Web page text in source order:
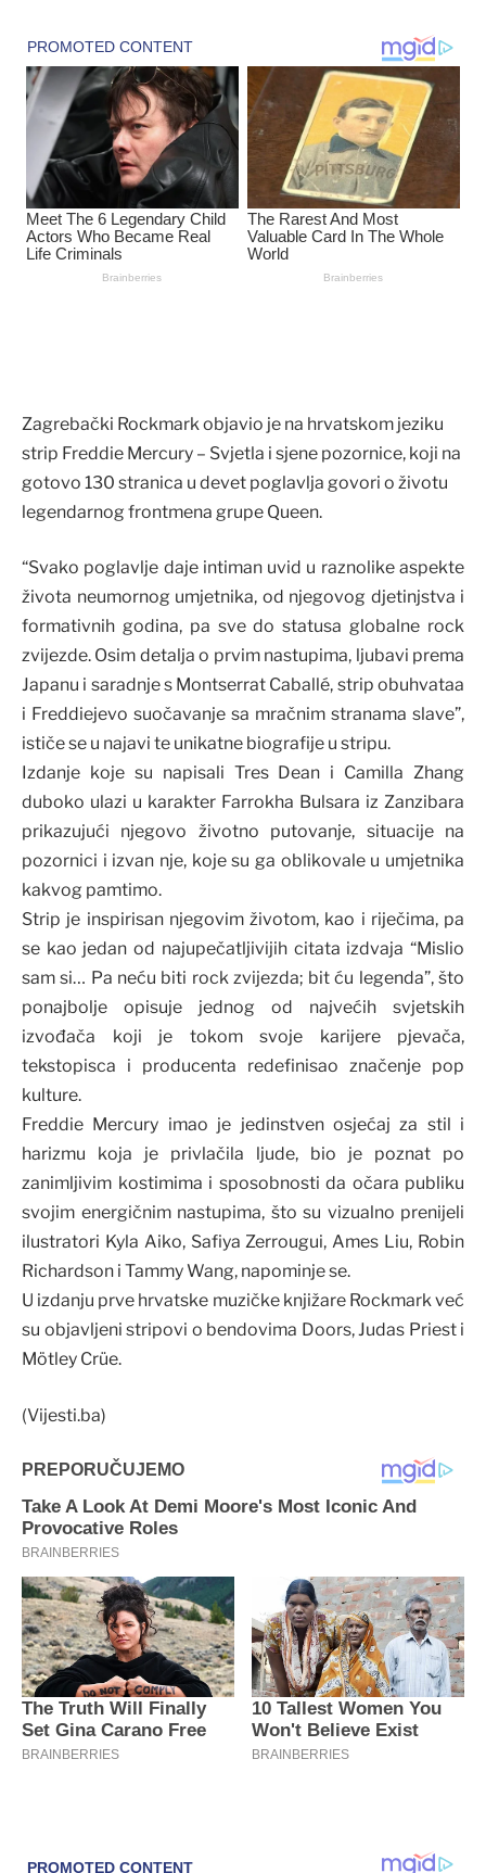
Zagrebački Rockmark objavio je na hrvatskom jeziku
strip Freddie Mercury – Svjetla i sjene pozornice, koji na
gotovo 130 stranica u devet poglavlja govori o životu
legendarnog frontmena grupe Queen.
“Svako poglavlje daje intiman uvid u raznolike aspekte
života neumornog umjetnika, od njegovog djetinjstva i
formativnih godina, pa sve do statusa globalne rock
zvijezde. Osim detalja o prvim nastupima, ljubavi prema
Japanu i saradnje s Montserrat Caballé, strip obuhvataa
i Freddiejevo suočavanje sa mračnim stranama slave”,
ističe se u najavi te unikatne biografije u stripu.
Izdanje koje su napisali Tres Dean i Camilla Zhang
duboko ulazi u karakter Farrokha Bulsara iz Zanzibara
prikazujući njegovo životno putovanje, situacije na
pozornici i izvan nje, koje su ga oblikovale u umjetnika
kakvog pamtimo.
Strip je inspirisan njegovim životom, kao i riječima, pa
se kao jedan od najupečatljivijih citata izdvaja “Mislio
sam si… Pa neću biti rock zvijezda; bit ću legenda”, što
ponajbolje opisuje jednog od najvećih svjetskih
izvođača koji je tokom svoje karijere pjevača,
tekstopisca i producenta redefinisao značenje pop
kulture.
Freddie Mercury imao je jedinstven osjećaj za stil i
harizmu koja je privlačila ljude, bio je poznat po
zanimljivim kostimima i sposobnosti da očara publiku
svojim energičnim nastupima, što su vizualno prenijeli
ilustratori Kyla Aiko, Safiya Zerrougui, Ames Liu, Robin
Richardson i Tammy Wang, napominje se.
U izdanju prve hrvatske muzičke knjižare Rockmark već
su objavljeni stripovi o bendovima Doors, Judas Priest i
Mötley Crüe.
(Vijesti.ba)